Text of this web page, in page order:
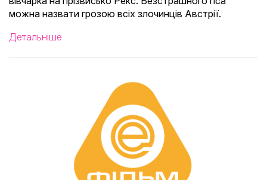
можна назвати грозою всіх злочинців Австрії.
Детальніше